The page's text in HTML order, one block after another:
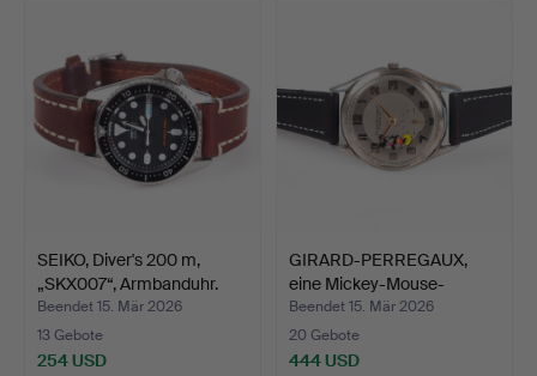
SEIKO, Diver's 200 m,
„SKX007“, Armbanduhr.
Beendet 15. Mär 2026
13 Gebote
254 USD
GIRARD-PERREGAUX,
eine Mickey-Mouse-
Armban…
Beendet 15. Mär 2026
20 Gebote
444 USD